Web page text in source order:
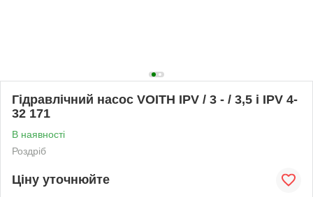
Гідравлічний насос VOITH IPV / 3 - / 3,5 і IPV 4-
32 171
В наявності
Роздріб
Ціну уточнюйте